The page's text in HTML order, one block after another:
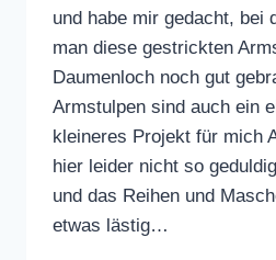
und habe mir gedacht, bei
man diese gestrickten
Daumenloch noch gut
Armstulpen sind auch ein
kleineres Projekt für mich
hier leider nicht so
und das Reihen und
etwas lästig…